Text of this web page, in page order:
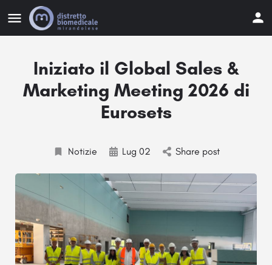
Iniziato il Global Sales &
Marketing Meeting 2026 di
Eurosets
Notizie Lug 02 Share post